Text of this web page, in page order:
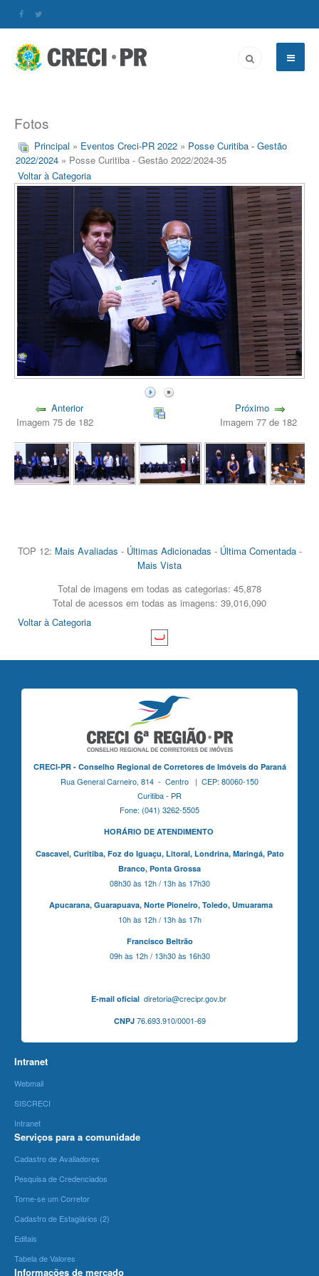
Fotos
Principal » Eventos Creci-PR 2022 » Posse Curitiba - Gestão
2022/2024 » Posse Curitiba - Gestão 2022/2024-35
Voltar à Categoria
Anterior
Imagem 75 de 182
Próximo
Imagem 77 de 182
TOP 12: Mais Avaliadas - Últimas Adicionadas - Última Comentada-
Mais Vista
Total de imagens em todas as categorias: 45,878
Total de acessos em todas as imagens: 39,016,090
Voltar à Categoria
CRECI-PR - Conselho Regional de Corretores de Imóveis do Paraná
Rua General Carneiro, 814 - Centro | CEP: 80060-150
Curitiba - PR
Fone: (041) 3262-5505
HORÁRIO DE ATENDIMENTO
Cascavel, Curitiba,Foz do Iguaçu, Litoral, Londrina, Maringá, Pato
Branco, Ponta Grossa
08h30 às 12h / 13h às 17h30
Apucarana, Guarapuava, Norte Pioneiro, Toledo, Umuarama
10h às 12h / 13h às 17h
Francisco Beltrão
09h às 12h / 13h30 às 16h30
E-mail oficialdiretoria@crecipr.gov.br
CNPJ76.693.910/0001-69
Intranet
Webmail
SISCRECI
Intranet
Serviços para a comunidade
Cadastro de Avaliadores
Pesquisa de Credenciados
Torne-se um Corretor
Cadastro de Estagiários (2)
Editais
Tabela de Valores
Informações de mercado